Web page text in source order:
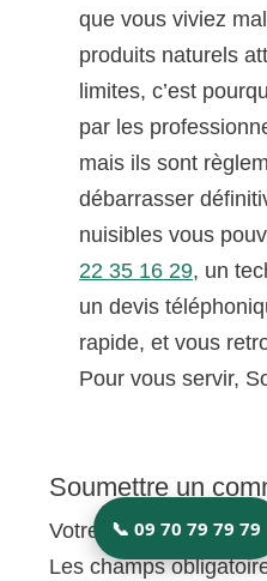
que vous viviez
produits naturels
limites, c’est
par les
mais ils sont
débarrasser
nuisibles vous
22 35 16 29, un
un devis
rapide, et vous
Pour vous servir,
Soumettre un
Votre adresse e-mail
Les champs